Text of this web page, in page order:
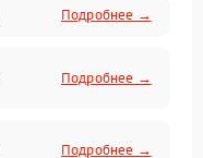
Подробнее →
Подробнее →
Подробнее →